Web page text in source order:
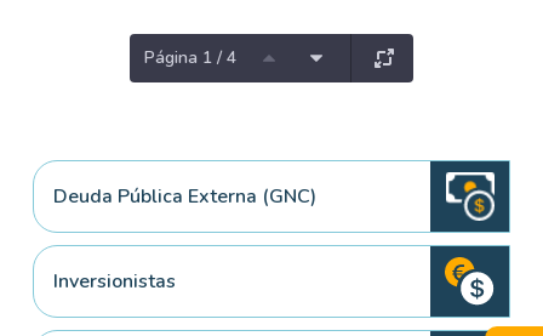
Página 1 / 4
Deuda Pública Externa (GNC)
Inversionistas